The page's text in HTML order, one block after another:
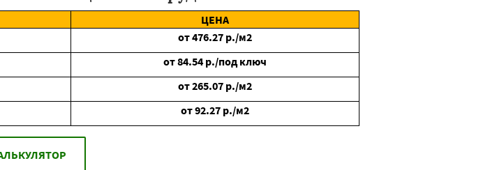
ЦЕНА
от476.27 р./м2
от84.54 р./под ключ
от265.07 р./м2
от92.27 р./м2